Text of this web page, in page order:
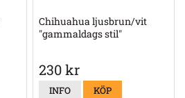
Chihuahua ljusbrun/vit
"gammaldags stil"
230 kr
INFO KÖP